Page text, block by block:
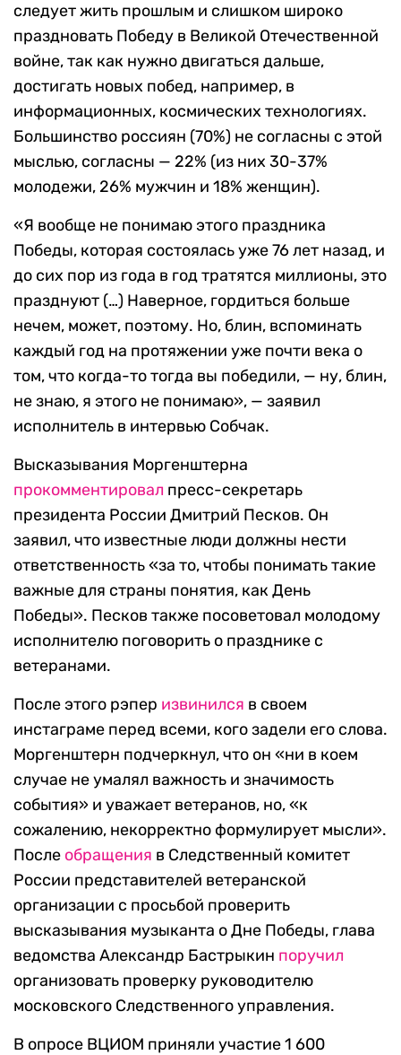
следует жить прошлым и слишком широко
праздновать Победу в Великой Отечественной
войне, так как нужно двигаться дальше,
достигать новых побед, например, в
информационных, космических технологиях.
Большинство россиян (70%) не согласны с этой
мыслью, согласны — 22% (из них 30-37%
молодежи, 26% мужчин и 18% женщин).
«Я вообще не понимаю этого праздника
Победы, которая состоялась уже 76 лет назад, и
до сих пор из года в год тратятся миллионы, это
празднуют (…) Наверное, гордиться больше
нечем, может, поэтому. Но, блин, вспоминать
каждый год на протяжении уже почти века о
том, что когда-то тогда вы победили, — ну, блин,
не знаю, я этого не понимаю», — заявил
исполнитель в интервью Собчак.
Высказывания Моргенштерна
прокомментировал пресс-секретарь
президента России Дмитрий Песков. Он
заявил, что известные люди должны нести
ответственность «за то, чтобы понимать такие
важные для страны понятия, как День
Победы». Песков также посоветовал молодому
исполнителю поговорить о празднике с
ветеранами.
После этого рэпер извинился в своем
инстаграме перед всеми, кого задели его слова.
Моргенштерн подчеркнул, что он «ни в коем
случае не умалял важность и значимость
события» и уважает ветеранов, но, «к
сожалению, некорректно формулирует мысли».
После обращения в Следственный комитет
России представителей ветеранской
организации с просьбой проверить
высказывания музыканта о Дне Победы, глава
ведомства Александр Бастрыкин поручил
организовать проверку руководителю
московского Следственного управления.
В опросе ВЦИОМ приняли участие 1 600